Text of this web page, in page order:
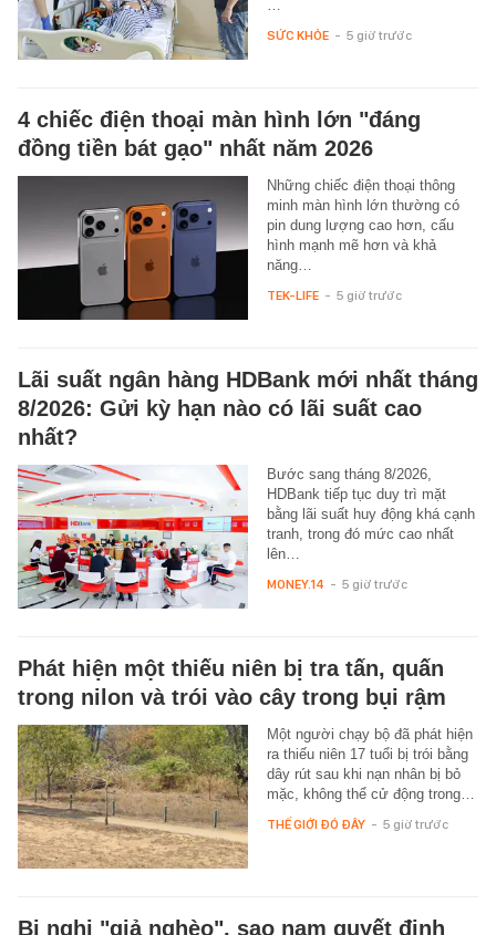
SỨC KHỎE - 5 giờ trước
4 chiếc điện thoại màn hình lớn "đáng
đồng tiền bát gạo" nhất năm 2026
Những chiếc điện thoại thông
minh màn hình lớn thường có
pin dung lượng cao hơn, cấu
hình mạnh mẽ hơn và khả
năng…
TEK-LIFE - 5 giờ trước
Lãi suất ngân hàng HDBank mới nhất tháng
8/2026: Gửi kỳ hạn nào có lãi suất cao
nhất?
Bước sang tháng 8/2026,
HDBank tiếp tục duy trì mặt
bằng lãi suất huy động khá cạnh
tranh, trong đó mức cao nhất
lên…
MONEY.14 - 5 giờ trước
Phát hiện một thiếu niên bị tra tấn, quấn
trong nilon và trói vào cây trong bụi rậm
Một người chạy bộ đã phát hiện
ra thiếu niên 17 tuổi bị trói bằng
dây rút sau khi nạn nhân bị bỏ
mặc, không thể cử động trong…
THẾ GIỚI ĐÓ ĐÂY - 5 giờ trước
Bị nghi "giả nghèo", sao nam quyết định